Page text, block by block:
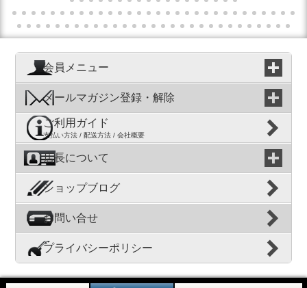
会員メニュー
メールマガジン登録・解除
ご利用ガイド
支払い方法 / 配送方法 / 会社概要
店長について
ショップブログ
お問い合せ
プライバシーポリシー